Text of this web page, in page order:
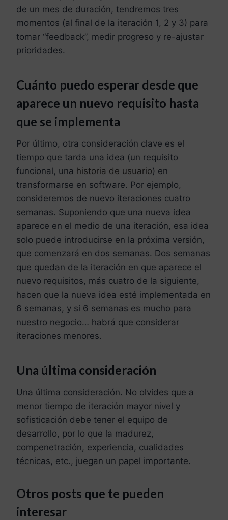
de un mes de duración, tendremos tres
momentos (al final de la iteración 1, 2 y 3) para
tomar “feedback”, medir progreso y re-ajustar
prioridades.
Cuánto puedo esperar desde que
aparece un nuevo requisito hasta
que se implementa
Por último, otra consideración clave es el
tiempo que tarda una idea (un requisito
funcional, una historia de usuario) en
transformarse en software. Por ejemplo,
consideremos de nuevo iteraciones cuatro
semanas. Suponiendo que una nueva idea
aparece en el medio de una iteración, esa idea
solo puede introducirse en la próxima versión,
que comenzará en dos semanas. Dos semanas
que quedan de la iteración en que aparece el
nuevo requisitos, más cuatro de la siguiente,
hacen que la nueva idea esté implementada en
6 semanas, y si 6 semanas es mucho para
nuestro negocio… habrá que considerar
iteraciones menores.
Una última consideración
Una última consideración. No olvides que a
menor tiempo de iteración mayor nivel y
sofisticación debe tener el equipo de
desarrollo, por lo que la madurez,
compenetración, experiencia, cualidades
técnicas, etc., juegan un papel importante.
Otros posts que te pueden
interesar